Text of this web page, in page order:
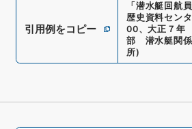
引用例をコピー
「 潜水艇回航
歴史資料セン
00、大正７年
部 潜水艇関
所)